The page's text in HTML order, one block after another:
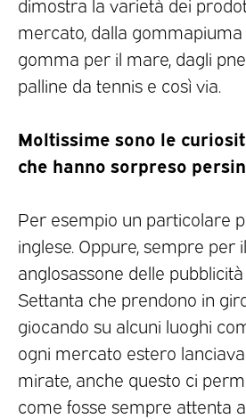
mercato, dalla
gomma per il mare, dagli
palline da tennis e così via.
Moltissime sono le
che hanno sorpreso
Per esempio un particolare
inglese. Oppure, sempre per
anglosassone delle
Settanta che prendono in
giocando su alcuni luoghi
ogni mercato estero
mirate, anche questo ci
come fosse sempre attenta